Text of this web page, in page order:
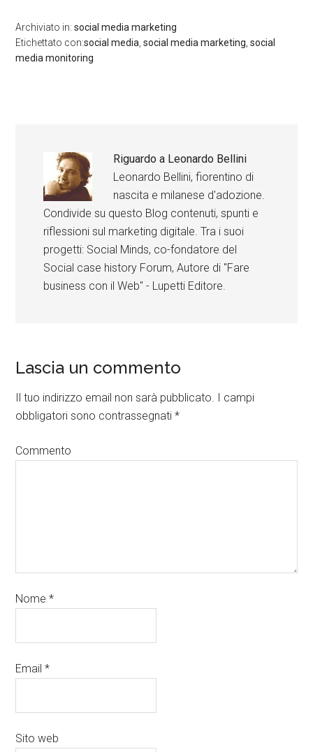
Archiviato in:social media marketing
Etichettato con:social media,social media marketing,social
media monitoring
Riguardo a Leonardo Bellini
Leonardo Bellini, fiorentino di
nascita e milanese d'adozione.
Condivide su questo Blog contenuti, spunti e
riflessioni sul marketing digitale. Tra i suoi
progetti: Social Minds, co-fondatore del
Social case history Forum, Autore di "Fare
business con il Web" - Lupetti Editore.
Lascia un commento
Il tuo indirizzo email non sarà pubblicato. I campi
obbligatori sono contrassegnati*
Commento
Nome*
Email*
Sito web